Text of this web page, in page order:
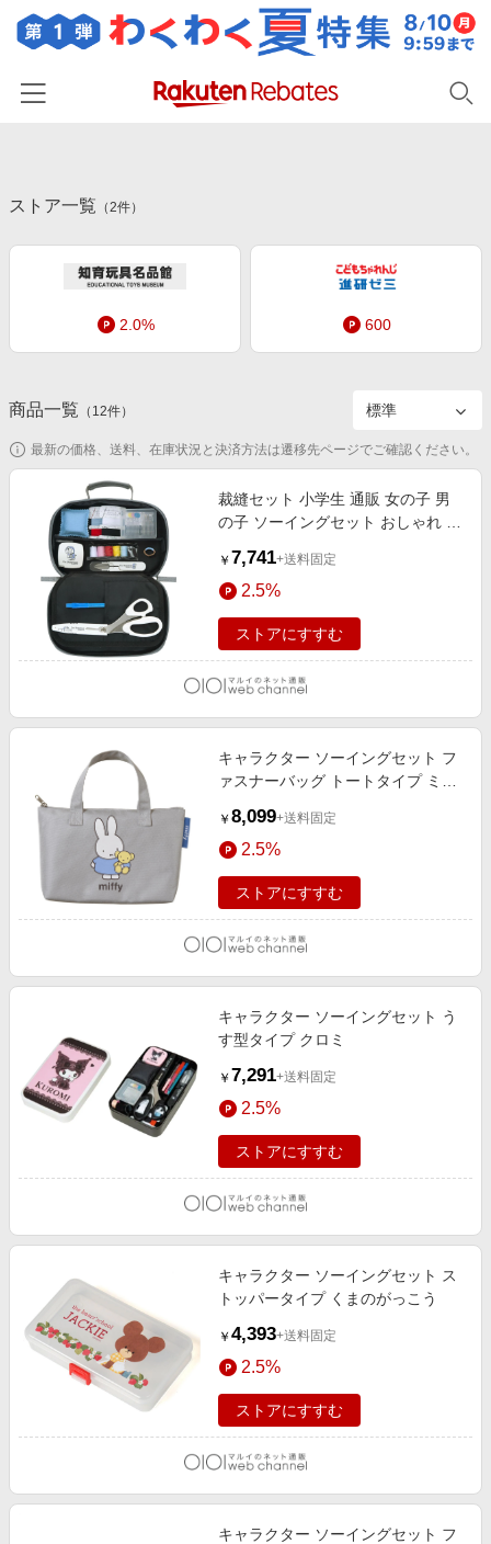
カテゴリー一覧
百貨店・総合ECモール
ファッション・インナー・小物
食品・スイーツ・お酒
家電・PC・スマホ・カメラ
エンタメ
スポーツ・アウトドア・ゴルフ
インテリア・寝具
ペット・花・DIY・車
旅行・レジャー・ホテル予約
金融・マネー・保険
デジタルコンテンツ
ビジネス・その他サービス
初回購入者限定特典
新着ストアのご紹介
電子書籍特集
楽天ペイ導入ストア
楽天サービス特集
旅行特集
お中元特集2026
わくわく夏特集
とことん買い物チャレンジ
Apple公式サイト×楽天カード分割払い
Qoo10メガポ
友達紹介
楽天IDでログイン/会員登録
ストア一覧 （2件）
2.0% 600
商品一覧 （ 12件）
最新の価格、送料、在庫状況と決済方法は遷移先ページでご確認ください。
裁縫セット 小学生 通販 女の子 男
の子 ソーイングセット おしゃれ キ
ドラえもん
￥ 7,741+送料固定
2.5%
ストアにすすむ
キャラクター ソーイングセット フ
ァスナーバッグ トートタイプ ミッ
￥ 8,099+送料固定
2.5%
ストアにすすむ
キャラクター ソーイングセット う
す型タイプ クロミ
￥ 7,291+送料固定
2.5%
ストアにすすむ
キャラクター ソーイングセット ス
トッパータイプ くまのがっこう
￥ 4,393+送料固定
2.5%
ストアにすすむ
キャラクター ソーイングセット フ